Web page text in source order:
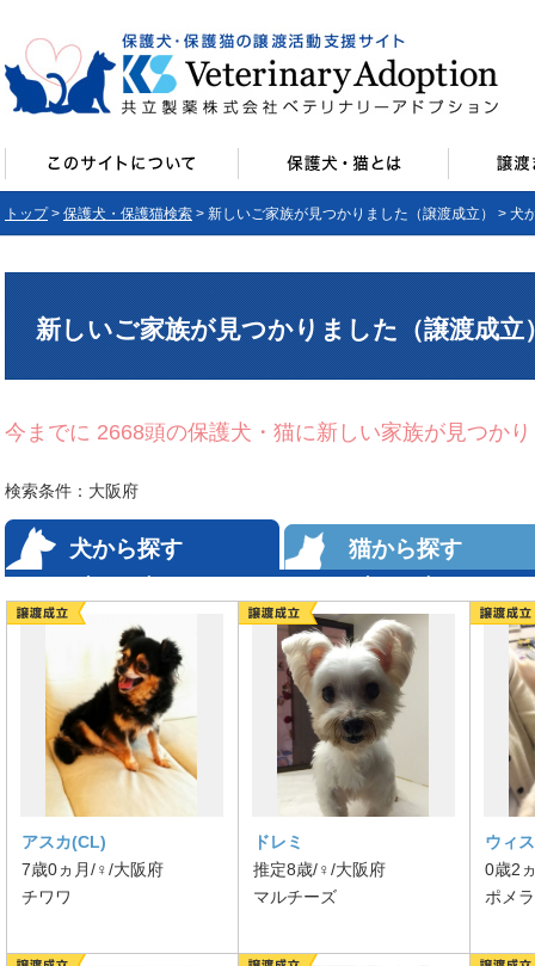
トップ> 保護犬・保護猫検索 > 新しいご家族が見つかりました（譲渡成立） > 犬
新しいご家族が見つかりました（譲渡成立
今までに 2668頭の保護犬・猫に新しい家族が見つか
検索条件：大阪府
犬から探す
（1004）
猫から探す
（1016）
アスカ(CL)
7歳0ヵ月/♀/大阪府
チワワ
ドレミ
推定8歳/♀/大阪府
マルチーズ
ウィ
0歳2
ポメ